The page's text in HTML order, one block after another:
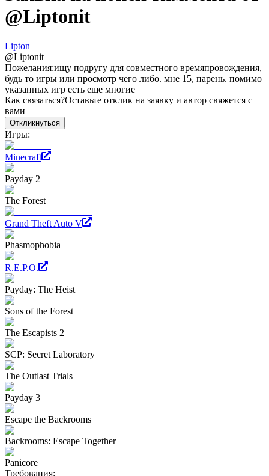
@Liptonit
Lipton
@Liptonit
Пожелания:ищу подругу для совместного времяпровождения,
будь то игры или просмотр чего либо. мне 15, парень. помимо
указанных игр есть еще многие
Как связаться?Оставьте отклик на заявку и автор свяжется с
вами
Откликнуться
Игры:
Minecraft
Payday 2
The Forest
Grand Theft Auto V
Phasmophobia
R.E.P.O.
Payday: The Heist
Sons of the Forest
The Escapists 2
SCP: Secret Laboratory
The Outlast Trials
Payday 3
Escape the Backrooms
Backrooms: Escape Together
Panicore
Требования: